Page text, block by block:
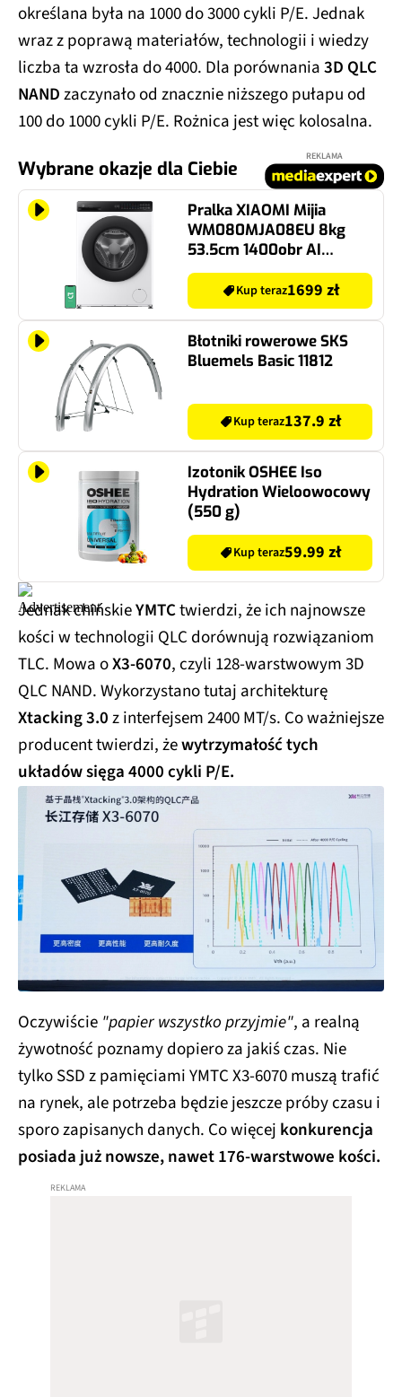
określana była na 1000 do 3000 cykli P/E. Jednak
wraz z poprawą materiałów, technologii i wiedzy
liczba ta wzrosła do 4000. Dla porównania3D QLC
NANDzaczynało od znacznie niższego pułapu od
100 do 1000 cykli P/E. Rożnica jest więc kolosalna.
Wybrane okazje dla Ciebie
REKLAMA
Pralka XIAOMI Mijia
WM080MJA08EU 8kg
53.5cm 1400obr AI
Energy Saving Sterowanie
smartfonem
Kup teraz1699 zł
Błotniki rowerowe SKS
Bluemels Basic 11812
Kup teraz137.9 zł
Izotonik OSHEE Iso
Hydration Wieloowocowy
(550 g)
Kup teraz59.99 zł
Jednak chińskieYMTCtwierdzi, że ich najnowsze
kości w technologii QLC dorównują rozwiązaniom
TLC. Mowa oX3-6070, czyli 128-warstwowym 3D
QLC NAND. Wykorzystano tutaj architekturę
Xtacking 3.0z interfejsem 2400 MT/s. Co ważniejsze
producent twierdzi, żewytrzymałość tych
układów sięga 4000 cykli P/E.
Oczywiście "papier wszystko przyjmie", a realną
żywotność poznamy dopiero za jakiś czas. Nie
tylko SSD z pamięciami YMTC X3-6070 muszą trafić
na rynek, ale potrzeba będzie jeszcze próby czasu i
sporo zapisanych danych. Co więcej konkurencja
posiada już nowsze, nawet 176-warstwowe kości.